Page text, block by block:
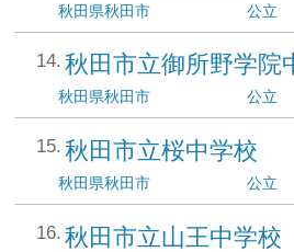
秋田県秋田市 公立
秋田市立御所野学院
秋田県秋田市 公立
秋田市立桜中学校
秋田県秋田市 公立
秋田市立山王中学校